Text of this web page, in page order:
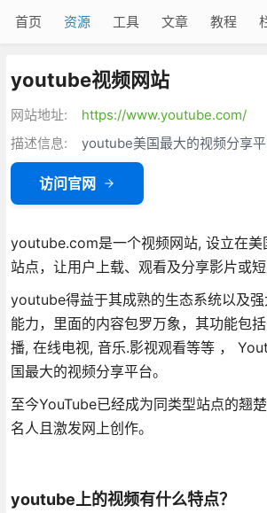
首页 资源 工具 文章 教程
youtube视频网站
网站地址:
https://www.youtube.com/
描述信息:
youtube美国最大的视频分享
访问官网
youtube.com是一个视频网站, 设立在美
站点，让用户上载、观看及分享影片或短
youtube得益于其成熟的生态系统以及
能力，里面的内容包罗万象，其功能包
播, 在线电视, 音乐.影视观看等等 ，
国最大的视频分享平台。
至今YouTube已经成为同类型站点的翘
名人且激发网上创作。
youtube上的视频有什么特点？